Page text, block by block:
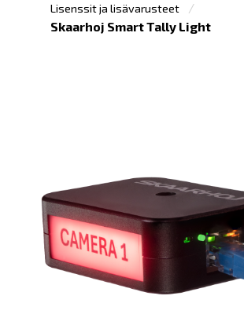
Lisenssit ja lisävarusteet
Skaarhoj Smart Tally Light